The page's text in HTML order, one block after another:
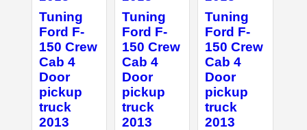
Tuning
Ford F-
150 Crew
Cab 4
Door
pickup
truck
2013
Tuning
Ford F-
150 Crew
Cab 4
Door
pickup
truck
2013
Tuning
Ford F-
150 Crew
Cab 4
Door
pickup
truck
2013